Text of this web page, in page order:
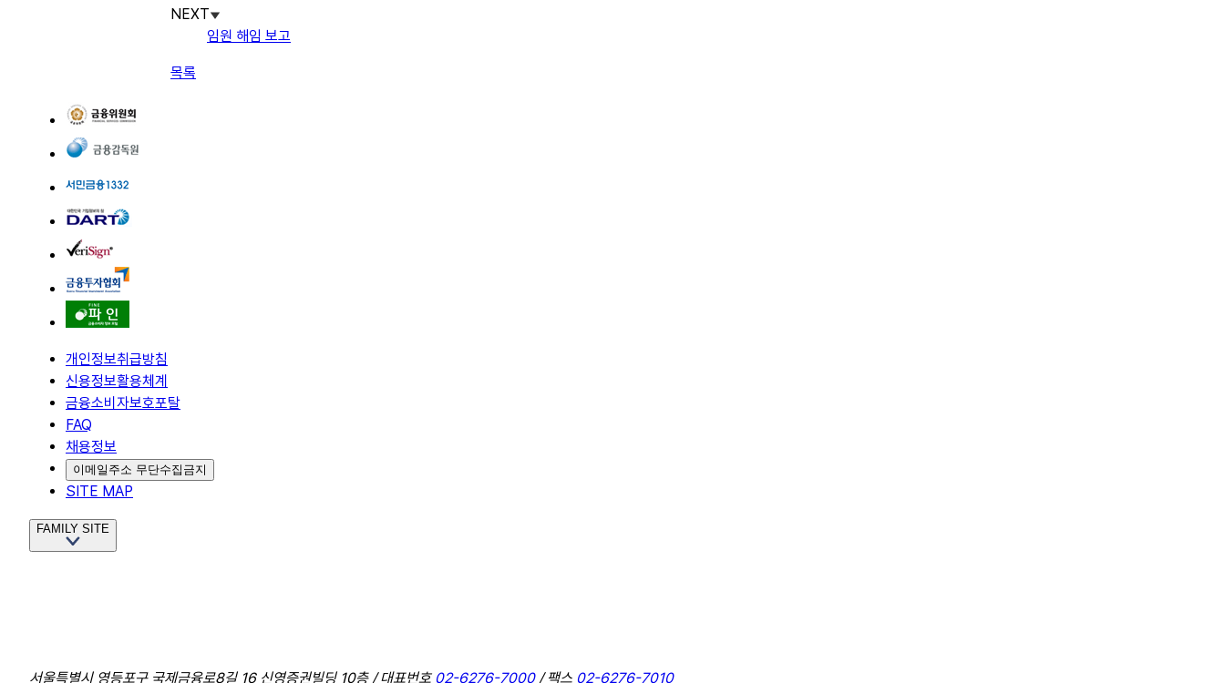
NEXT
임원 해임 보고
목록
개인정보취급방침
신용정보활용체계
금융소비자보호포탈
FAQ
채용정보
이메일주소 무단수집금지
SITE MAP
FAMILY SITE
서울특별시 영등포구 국제금융로8길 16 신영증권빌딩 10층 / 대표번호 02-6276-7000/ 팩스 02-6276-7010